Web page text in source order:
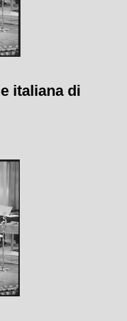
italiana di